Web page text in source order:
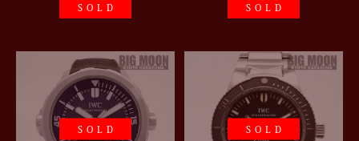
SOLD SOLD
SOLD SOLD